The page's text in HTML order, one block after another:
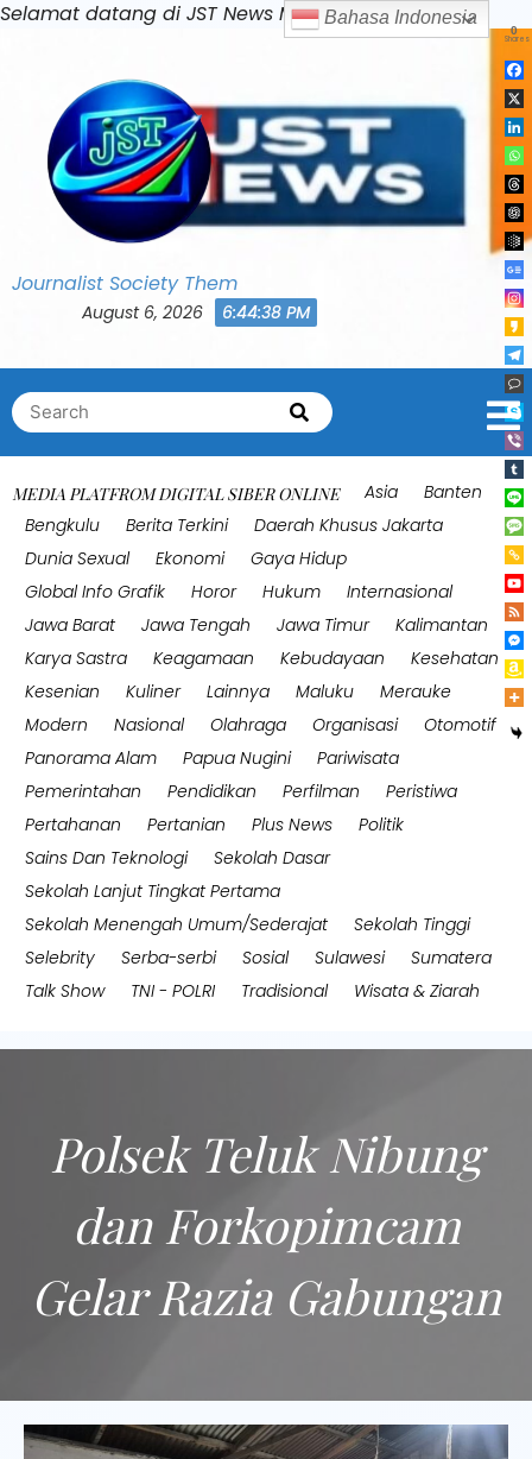
Selamat datang di JST News MediaSkip
to
Journalist Society Them
August 6, 2026 6:44:41 PM
Search
for:
Search
MEDIA PLATFROM DIGITAL SIBER ONLINE Asia
Banten
Bengkulu
Berita Terkini
Daerah Khusus Jakarta
Dunia Sexual
Ekonomi
Gaya Hidup
Global Info Grafik
Horor Hukum
Internasional
Jawa Barat
Jawa Tengah Jawa Timur
Kalimantan
Karya Sastra
Keagamaan Kebudayaan
Kesehatan
Kesenian
Kuliner Lainnya Maluku
Merauke
Modern
Nasional Olahraga Organisasi
Otomotif
Panorama Alam
Papua Nugini
Pariwisata
Pemerintahan
Pendidikan Perfilman
Peristiwa
Pertahanan
Pertanian Plus News
Politik
Sains Dan Teknologi
Sekolah Dasar
Sekolah Lanjut Tingkat Pertama
Sekolah Menengah Umum/Sederajat
Sekolah Tinggi
Selebrity
Serba-serbi Sosial Sulawesi
Sumatera
Talk Show
TNI - POLRI Tradisional Wisata & Ziarah
Polsek Teluk Nibung
dan Forkopimcam
Gelar Razia Gabungan
0
Shares
Bahasa Indonesia